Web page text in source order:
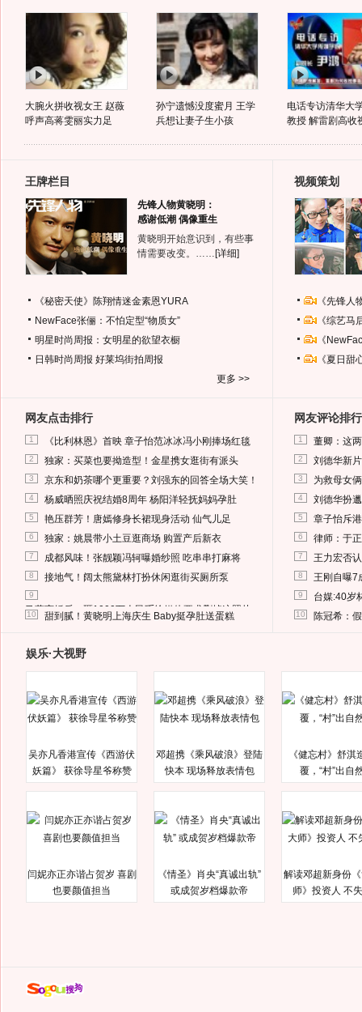
大腕火拼收视女王 赵薇
呼声高蒋雯丽实力足
孙宁遗憾没度蜜月 王学
兵想让妻子生小孩
电话专访清华大
教授 解雷剧高收
王牌栏目
先锋人物黄晓明：
感谢低潮 偶像重生
黄晓明开始意识到，有些事
情需要改变。…… [详细]
《秘密天使》陈翔情迷金素恩YURA
NewFace张俪：不怕定型“物质女”
明星时尚周报：女明星的欲望衣橱
日韩时尚周报 好莱坞街拍周报
更多 >>
视频策划
《先锋
《综艺
《
《夏日
网友点击排行
1 《比利林恩》首映 章子怡范冰冰冯小刚捧场红毯
2 独家：买菜也要拗造型！金星携女逛街有派头
3 京东和奶茶哪个更重要？刘强东的回答全场大笑！
4 杨威晒照庆祝结婚8周年 杨阳洋轻抚妈妈孕肚
5 艳压群芳！唐嫣修身长裙现身活动 仙气儿足
6 独家：姚晨带小土豆逛商场 购置产后新衣
7 成都风味！张靓颖冯轲曝婚纱照 吃串串打麻将
8 接地气！阔太熊黛林打扮休闲逛街买厕所泵
9
马蓉离婚后，砸1000万人民币给媒体要求删掉这照片
10 甜到腻！黄晓明上海庆生 Baby挺孕肚送蛋糕
网友评论排行
1 董卿：这
2 刘德华新
3 为救母女
4 刘德华扮
5 章子怡斥
6 律师：于
7 王力宏否
8 王刚自曝7
9 台媒:40岁
10 陈冠希：
娱乐·大视野
吴亦凡香港宣传《西游伏
妖篇》 获徐导星爷称赞
邓超携《乘风破浪》登陆
快本 现场释放表情包
《健忘村》舒淇
覆，“村”出自
闫妮亦正亦谐占贺岁 喜剧
也要颜值担当
《情圣》肖央“真诚出轨”
或成贺岁档爆款帝
解读邓超新身份
师》投资人 不